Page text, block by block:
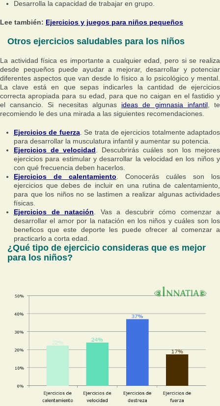
Desarrolla la capacidad de trabajar en grupo.
Lee también: Ejercicios y juegos para niños pequeños
Otros ejercicios saludables para los niños
La actividad física es importante a cualquier edad, pero si se realiza
desde pequeños puede ayudar a mejorar, desarrollar y potenciar
diferentes aspectos que van desde lo físico a lo psicológico y mental.
La clave está en que sepas indicarles la cantidad de ejercicios
correcta apropiada para su edad, para que no caigan en el fastidio y
el cansancio. Si necesitas algunas ideas de gimnasia infantil, te
recomiendo le des una mirada a las siguientes recomendaciones.
Ejercicios de fuerza. Se trata de ejercicios totalmente adaptados
para desarrollar la musculatura infantil y aumentar su potencia.
Ejercicios de velocidad. Descubrirás cuáles son los mejores
ejercicios para estimular y desarrollar la velocidad en los niños y
con qué frecuencia deben hacerlos.
Ejercicios de calentamiento. Conocerás cuáles son los
ejercicios que debes de incluir en una rutina de calentamiento,
para que los niños no se lastimen a realizar algunas actividades
físicas.
Ejercicios de natación. Vas a descubrir cómo comenzar a
desarrollar el amor por la natación en los niños y cuáles son los
beneficos que este deporte les puede ofrecer al comenzar a
practicarlo a corta edad.
¿Qué tipo de ejercicio consideras que es mejor
para los niños?